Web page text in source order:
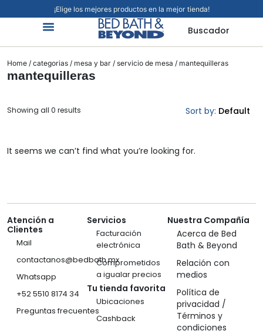
¡Elige los mejores productos en la mejor tienda!
Buscador
Home / categorias / mesa y bar / servicio de mesa / mantequilleras
mantequilleras
Sort by: Default
It seems we can’t find what you’re looking for.
Showing all 0 results
Atención a
Clientes
Mail
contactanos@bedbath.mx
Whatsapp
+52 5510 8174 34
Preguntas frecuentes
Servicios
Facturación
electrónica
Comprometidos
a igualar precios
Tu tienda favorita
Ubicaciones
Cashback
Nuestra Compañía
Acerca de Bed
Bath & Beyond
Relación con
medios
Política de
privacidad /
Términos y
condiciones